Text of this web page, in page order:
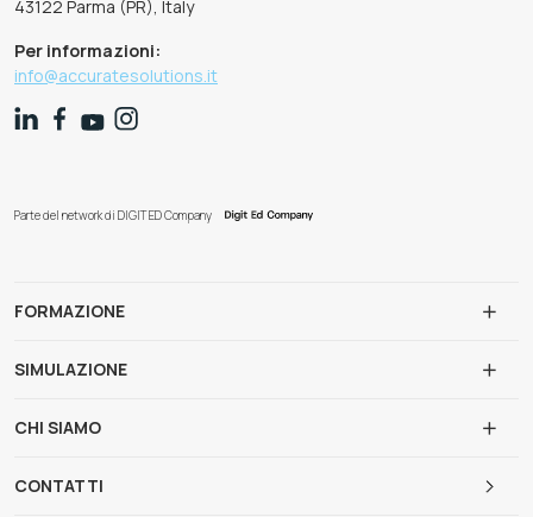
43122 Parma (PR), Italy
Per informazioni:
info@accuratesolutions.it
Parte del network di DIGIT ED Company
FORMAZIONE
SIMULAZIONE
CHI SIAMO
CONTATTI